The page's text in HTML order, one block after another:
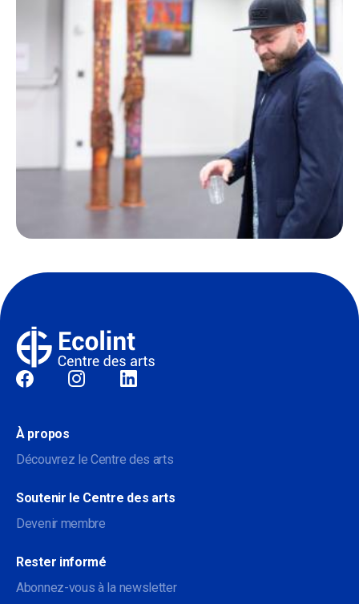
Sociale
À propos
Découvrez le Centre des arts
Soutenir le Centre des arts
Devenir membre
Rester informé
Abonnez-vous à la newsletter